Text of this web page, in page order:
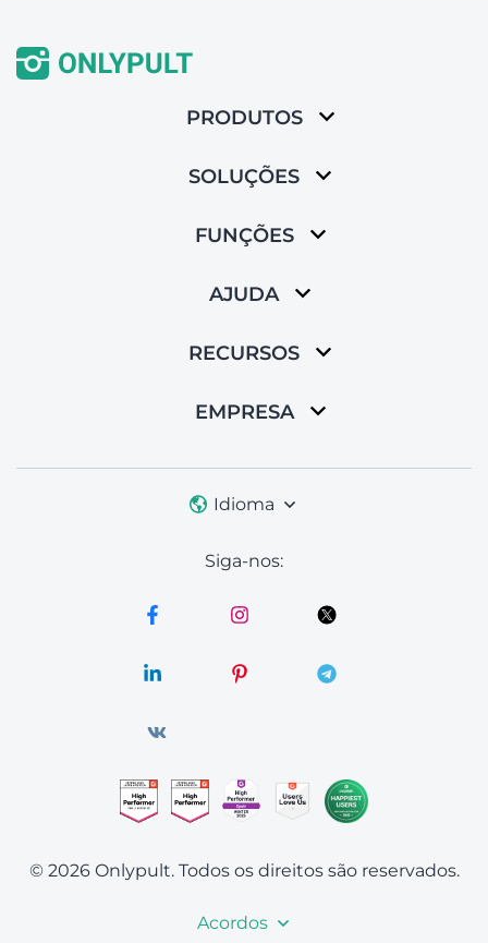
PRODUTOS
SOLUÇÕES
FUNÇÕES
AJUDA
RECURSOS
EMPRESA
Idioma
Siga-nos:
© 2026 Onlypult. Todos os direitos são reservados.
Acordos